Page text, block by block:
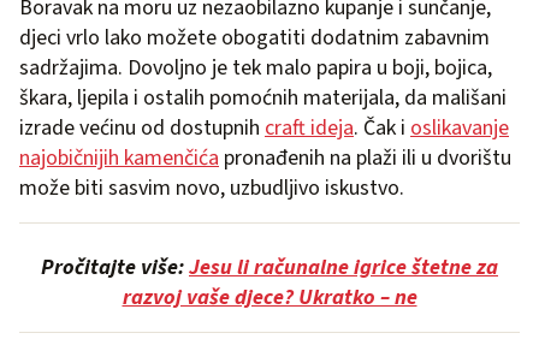
Boravak na moru uz nezaobilazno kupanje i sunčanje,
djeci vrlo lako možete obogatiti dodatnim zabavnim
sadržajima. Dovoljno je tek malo papira u boji, bojica,
škara, ljepila i ostalih pomoćnih materijala, da mališani
izrade većinu od dostupnih craft ideja. Čak i oslikavanje
najobičnijih kamenčića pronađenih na plaži ili u dvorištu
može biti sasvim novo, uzbudljivo iskustvo.
Pročitajte više:Jesu li računalne igrice štetne za
razvoj vaše djece? Ukratko – ne